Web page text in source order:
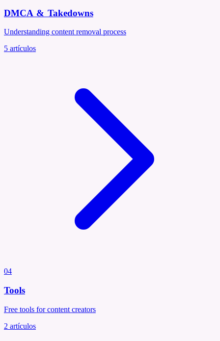
DMCA & Takedowns
Understanding content removal process
5 artículos
04
Tools
Free tools for content creators
2 artículos